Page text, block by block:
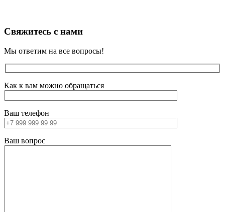
Свяжитесь с нами
Мы ответим на все вопросы!
Как к вам можно обращаться
Ваш телефон
Ваш вопрос